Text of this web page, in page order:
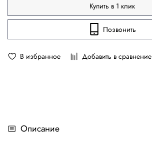
В избранное Добавить в сравнение
Купить в 1 клик
Позвонить
Описание